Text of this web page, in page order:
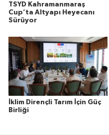
TSYD Kahramanmaraş
Cup’ta Altyapı Heyecanı
Sürüyor
İklim Dirençli Tarım İçin Güç
Birliği